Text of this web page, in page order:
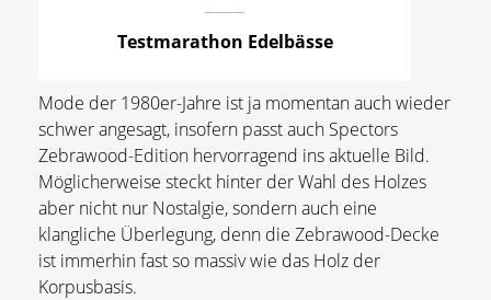
Testmarathon Edelbässe
Mode der 1980er-Jahre ist ja momentan auch wieder
schwer angesagt, insofern passt auch Spectors
Zebrawood-Edition hervorragend ins aktuelle Bild.
Möglicherweise steckt hinter der Wahl des Holzes
aber nicht nur Nostalgie, sondern auch eine
klangliche Überlegung, denn die Zebrawood-Decke
ist immerhin fast so massiv wie das Holz der
Korpusbasis.